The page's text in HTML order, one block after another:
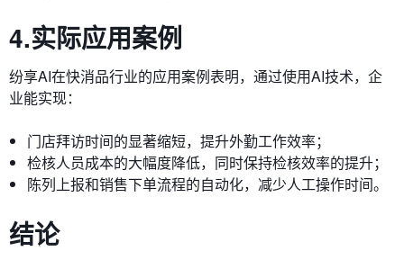
4.实际应用案例
纷享AI在快消品行业的应用案例表明，通过使用AI技术，企
业能实现：
门店拜访时间的显著缩短，提升外勤工作效率；
检核人员成本的大幅度降低，同时保持检核效率的提升；
陈列上报和销售下单流程的自动化，减少人工操作时间。
结论